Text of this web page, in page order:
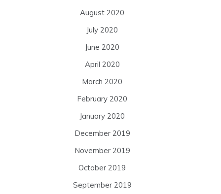
August 2020
July 2020
June 2020
April 2020
March 2020
February 2020
January 2020
December 2019
November 2019
October 2019
September 2019